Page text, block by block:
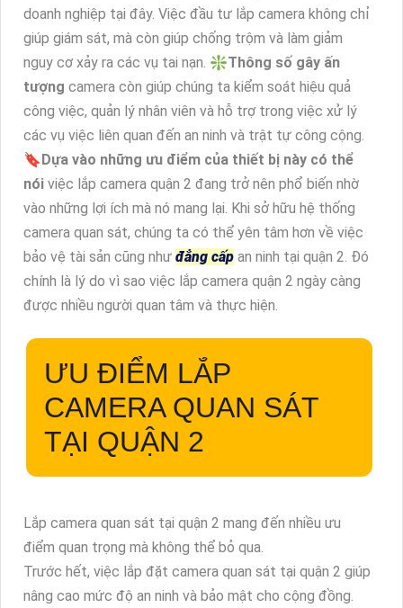
doanh nghiệp tại đây. Việc đầu tư lắp camera không chỉ
giúp giám sát, mà còn giúp chống trộm và làm giảm
nguy cơ xảy ra các vụ tai nạn. ❇️Thông số gây ấn
tượng camera còn giúp chúng ta kiểm soát hiệu quả
công việc, quản lý nhân viên và hỗ trợ trong việc xử lý
các vụ việc liên quan đến an ninh và trật tự công cộng.
🔖 Dựa vào những ưu điểm của thiết bị này có thể
nói việc lắp camera quận 2 đang trở nên phổ biến nhờ
vào những lợi ích mà nó mang lại. Khi sở hữu hệ thống
camera quan sát, chúng ta có thể yên tâm hơn về việc
bảo vệ tài sản cũng như đẳng cấp an ninh tại quận 2. Đó
chính là lý do vì sao việc lắp camera quận 2 ngày càng
được nhiều người quan tâm và thực hiện.
ƯU ĐIỂM LẮP
CAMERA QUAN SÁT
TẠI QUẬN 2
Lắp camera quan sát tại quận 2 mang đến nhiều ưu
điểm quan trọng mà không thể bỏ qua.
Trước hết, việc lắp đặt camera quan sát tại quận 2 giúp
nâng cao mức độ an ninh và bảo mật cho cộng đồng.